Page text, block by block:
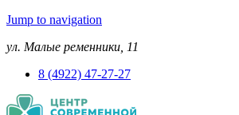
Jump to navigation
ул. Малые ременники, 11
8 (4922) 47-27-27